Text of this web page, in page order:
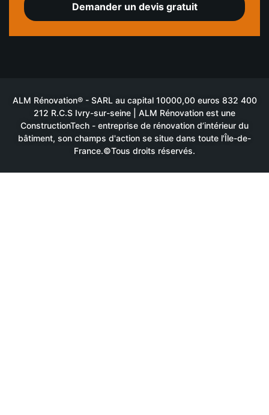
Demander un devis gratuit
ALM Rénovation® - SARL au capital 10000,00 euros 832 400
212 R.C.S Ivry-sur-seine | ALM Rénovation est une
ConstructionTech - entreprise de rénovation d’intérieur du
bâtiment, son champs d'action se situe dans toute l'Île-de-
France.©Tous droits réservés.